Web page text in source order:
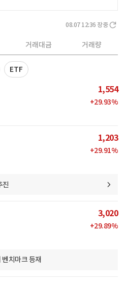
08.07 12:36 장중
거래대금 거래량
ETF
1,554
+29.93%
1,203
+29.91%
진
3,020
+29.89%
치마크 등재